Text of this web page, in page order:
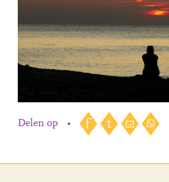
Delen op •